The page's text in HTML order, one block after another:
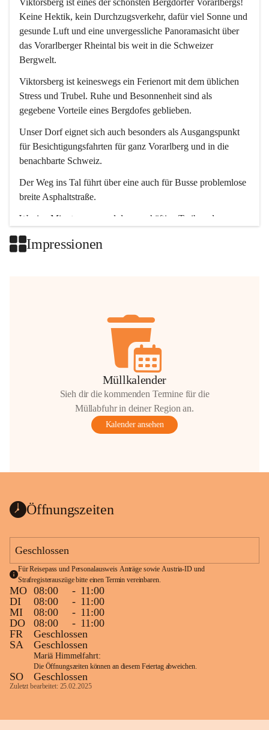
Viktorsberg ist eines der schönsten Bergdörfer Vorarlbergs!
Keine Hektik, kein Durchzugsverkehr, dafür viel Sonne und
gesunde Luft und eine unvergessliche Panoramasicht über
das Vorarlberger Rheintal bis weit in die Schweizer
Bergwelt.
Viktorsberg ist keineswegs ein Ferienort mit dem üblichen
Stress und Trubel. Ruhe und Besonnenheit sind als
gegebene Vorteile eines Bergdofes geblieben.
Unser Dorf eignet sich auch besonders als Ausgangspunkt
für Besichtigungsfahrten für ganz Vorarlberg und in die
benachbarte Schweiz.
Der Weg ins Tal führt über eine auch für Busse problemlose
breite Asphaltstraße.
Wenige Minuten nur, und das geschäftige Treiben der
Impressionen
Müllkalender
Sieh dir die kommenden Termine für die
Müllabfuhr in deiner Region an.
Kalender ansehen
Öffnungszeiten
Geschlossen
Für Reisepass und Personalausweis Anträge sowie Austria-ID und
Strafregisterauszüge bitte einen Termin vereinbaren.
MO 08:00 - 11:00
DI
08:00 - 11:00
MI
08:00 - 11:00
DO
08:00 - 11:00
FR
Geschlossen
SA
Geschlossen
Mariä Himmelfahrt:
Die Öffnungszeiten können an diesem Feiertag abweichen.
SO Geschlossen
Zuletzt bearbeitet: 25.02.2025